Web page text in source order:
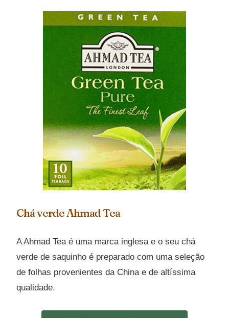
Chá verde Ahmad Tea
A Ahmad Tea é uma marca inglesa e o seu chá
verde de saquinho é preparado com uma seleção
de folhas provenientes da China e de altíssima
qualidade.